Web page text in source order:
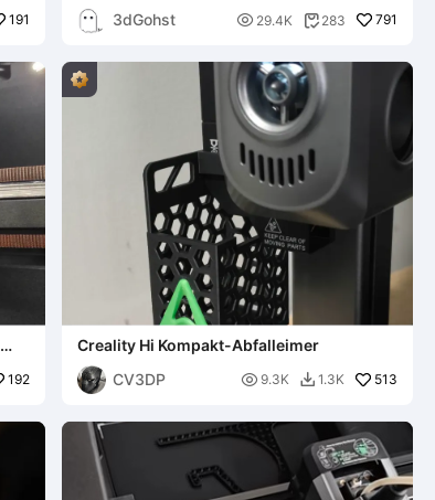
191
3dGohst
 29.4K  283 791
192
Creality Hi Kompakt-Abfalleimer
CV3DP
 9.3K  1.3K 513